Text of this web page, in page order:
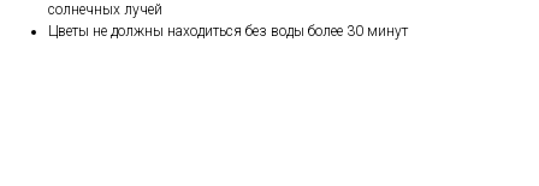
солнечных лучей
Цветы не должны находиться без воды более 30 минут